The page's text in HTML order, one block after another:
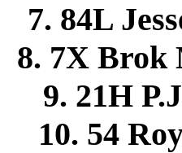
7. 84L
8. 7X
9. 21H
10. 54